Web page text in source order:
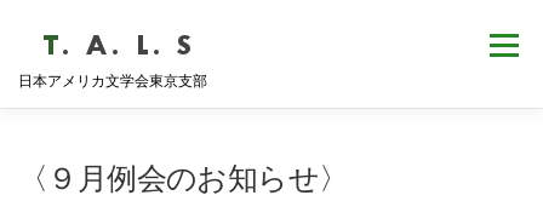
ツ
日本アメリカ文学会東京支部
メニュー
〈９月例会のお知らせ〉